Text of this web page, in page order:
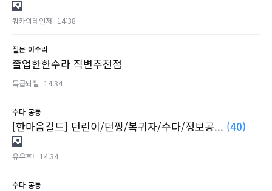
쿼카의레인저 14:38
질문 아수라
졸업한한수라 직변추천점
특급뇌절 14:34
수다 공통
[한마음길드] 던린이/던짱/복귀자/수다/정보공... (40)
유우후! 14:34
수다 공통